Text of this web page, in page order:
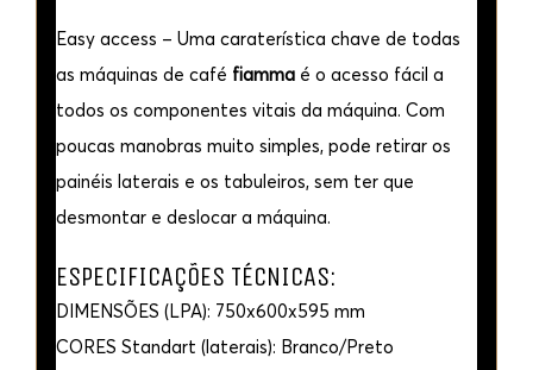
Easy access – Uma caraterística chave de todas
as máquinas de café fiammaé o acesso fácil a
todos os componentes vitais da máquina. Com
poucas manobras muito simples, pode retirar os
painéis laterais e os tabuleiros, sem ter que
desmontar e deslocar a máquina.
ESPECIFICAÇÕES TÉCNICAS:
DIMENSÕES (LPA): 750x600x595 mm
CORES Standart (laterais): Branco/Preto